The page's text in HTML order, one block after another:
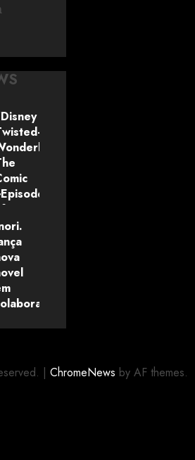
of
| ChromeNews by AF themes.